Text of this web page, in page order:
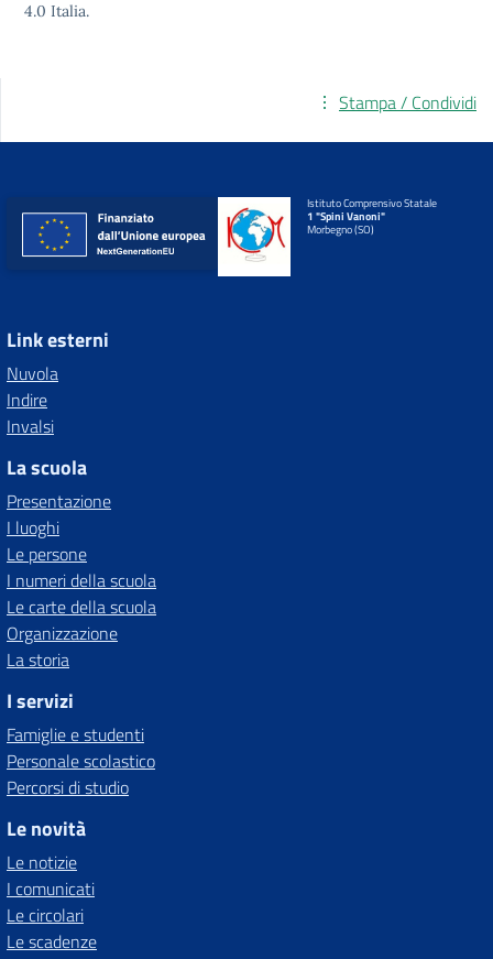
4.0 Italia.
Stampa / Condividi
Istituto Comprensivo Statale
1 "Spini Vanoni"
Morbegno (SO)
Link esterni
Nuvola
Indire
Invalsi
La scuola
Presentazione
I luoghi
Le persone
I numeri della scuola
Le carte della scuola
Organizzazione
La storia
I servizi
Famiglie e studenti
Personale scolastico
Percorsi di studio
Le novità
Le notizie
I comunicati
Le circolari
Le scadenze